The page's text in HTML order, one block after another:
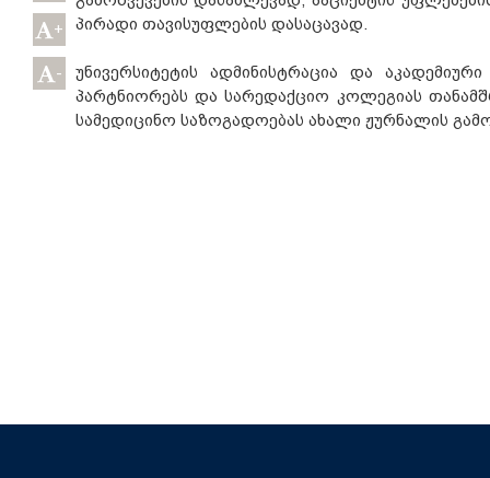
+
-
პირადი თავისუფლების დასაცავად.
უნივერსიტეტის ადმინისტრაცია და
პარტნიორებს და სარედაქციო კოლეგიას
სამედიცინო საზოგადოებას ახალი ჟურნალის